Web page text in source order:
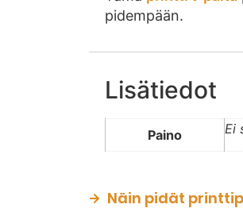
pidempään.
Lisätiedot
Paino Ei
Näin pidät